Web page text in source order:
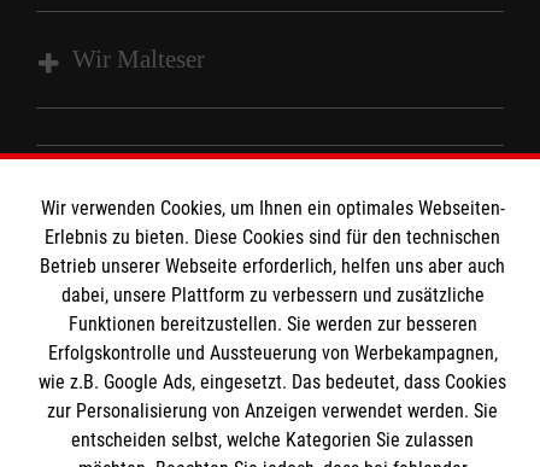
Wir Malteser
Spenden und Helfen
Unsere Kurse
Mitarbeiten
Wir Malteser
Informationen
Kontakt
Impressum
Datenschutz
Malteser online
Malteserorden
Malteser Jugend
Spendenkonto
Wir verwenden Cookies, um Ihnen ein optimales Webseiten-
Erlebnis zu bieten. Diese Cookies sind für den technischen
Betrieb unserer Webseite erforderlich, helfen uns aber auch
dabei, unsere Plattform zu verbessern und zusätzliche
Funktionen bereitzustellen. Sie werden zur besseren
Erfolgskontrolle und Aussteuerung von Werbekampagnen,
wie z.B. Google Ads, eingesetzt. Das bedeutet, dass Cookies
zur Personalisierung von Anzeigen verwendet werden. Sie
entscheiden selbst, welche Kategorien Sie zulassen